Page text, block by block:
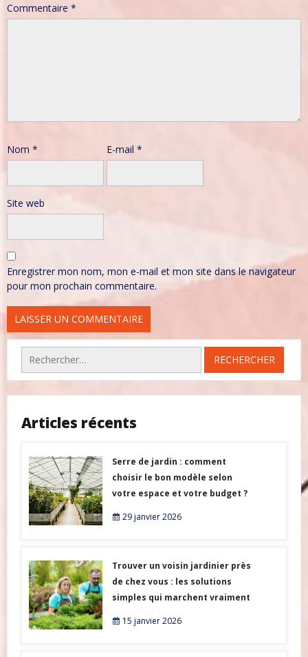
Commentaire *
Nom * E-mail *
Site web
Enregistrer mon nom, mon e-mail et mon site dans le navigateur
pour mon prochain commentaire.
Rechercher :
Articles récents
Serre de jardin : comment
choisir le bon modèle selon
votre espace et votre budget ?
29 janvier 2026
Trouver un voisin jardinier près
de chez vous : les solutions
simples qui marchent vraiment
15 janvier 2026